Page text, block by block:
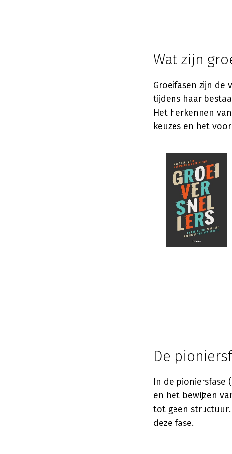
Wat zijn
Groeifasen zijn
tijdens haar
Het herkennen
keuzes en het
De
In de pioniersfase
en het bewijzen
tot geen
deze fase.